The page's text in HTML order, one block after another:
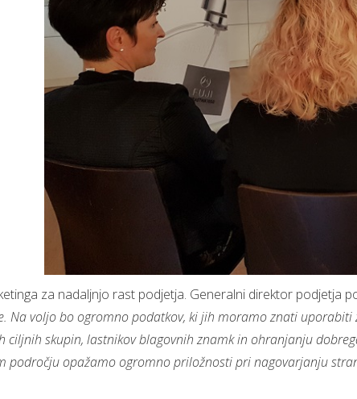
za nadaljnjo rast podjetja. Generalni direktor podjetja
Na voljo bo ogromno podatkov, ki jih moramo znati
skupin, lastnikov blagovnih znamk in ohranjanju
področju opažamo ogromno priložnosti pri nagovarjanju